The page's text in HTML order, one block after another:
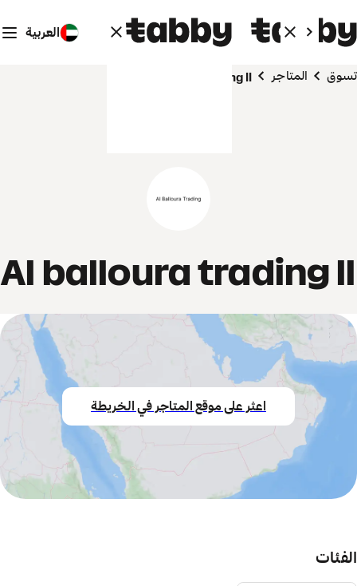
العربية
تسوق المتاجر Al balloura trading ll
Al balloura trading ll
اعثر على موقع المتاجر في الخريطة
الفئات